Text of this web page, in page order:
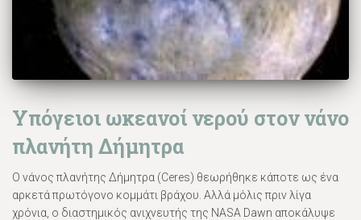
Υπόγειοι ωκεανοί νερού στον νάνο
πλανήτη Δήμητρα
Ο νάνος πλανήτης Δήμητρα (Ceres) θεωρήθηκε κάποτε ως ένα
αρκετά πρωτόγονο κομμάτι βράχου. Αλλά μόλις πριν λίγα
χρόνια, ο διαστημικός ανιχνευτής της NASA Dawn αποκάλυψε